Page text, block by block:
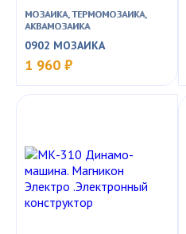
МОЗАИКА, ТЕРМОМОЗАИКА,
АКВАМОЗАИКА
0902 МОЗАИКА
1 960 ₽